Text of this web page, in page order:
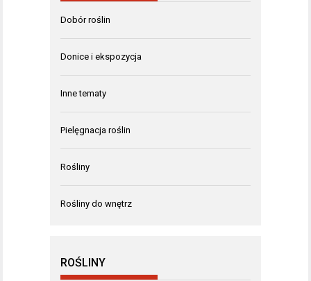
Dobór roślin
Donice i ekspozycja
Inne tematy
Pielęgnacja roślin
Rośliny
Rośliny do wnętrz
ROŚLINY